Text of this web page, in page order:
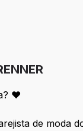
❤️
de moda